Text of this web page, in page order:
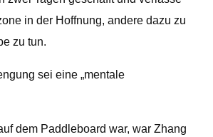
in der Hoffnung, andere dazu zu
zu tun.
sei eine „mentale
dem Paddleboard war, war Zhang